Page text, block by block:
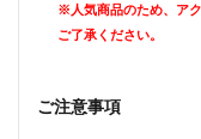
※人気商品のため、ア
ご了承ください。
ご注意事項